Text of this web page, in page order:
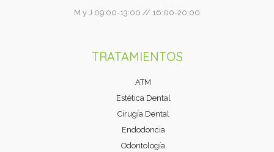
M y J 09:00-13:00 // 16:00-20:00
TRATAMIENTOS
ATM
Estética Dental
Cirugía Dental
Endodoncia
Odontología